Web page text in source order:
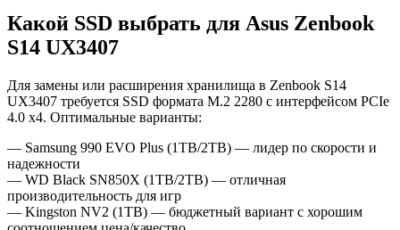
Какой SSD выбрать для Asus Zenbook
S14 UX3407
Для замены или расширения хранилища в Zenbook S14
UX3407 требуется SSD формата M.2 2280 с интерфейсом PCIe
4.0 x4. Оптимальные варианты:
— Samsung 990 EVO Plus (1TB/2TB) — лидер по скорости и
надежности
— WD Black SN850X (1TB/2TB) — отличная
производительность для игр
— Kingston NV2 (1TB) — бюджетный вариант с хорошим